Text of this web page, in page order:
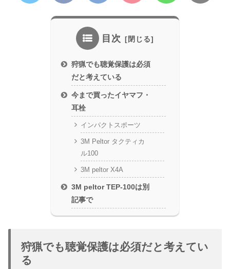
目次
狩猟でも聴覚保護は必須
だと考えている
今まで買ったイヤマフ・
耳栓
インパクトスポーツ
3M Peltor タクティカ
ル100
3M peltor X4A
3M peltor TEP-100は別
記事で
狩猟でも聴覚保護は必須だと考えてい
る